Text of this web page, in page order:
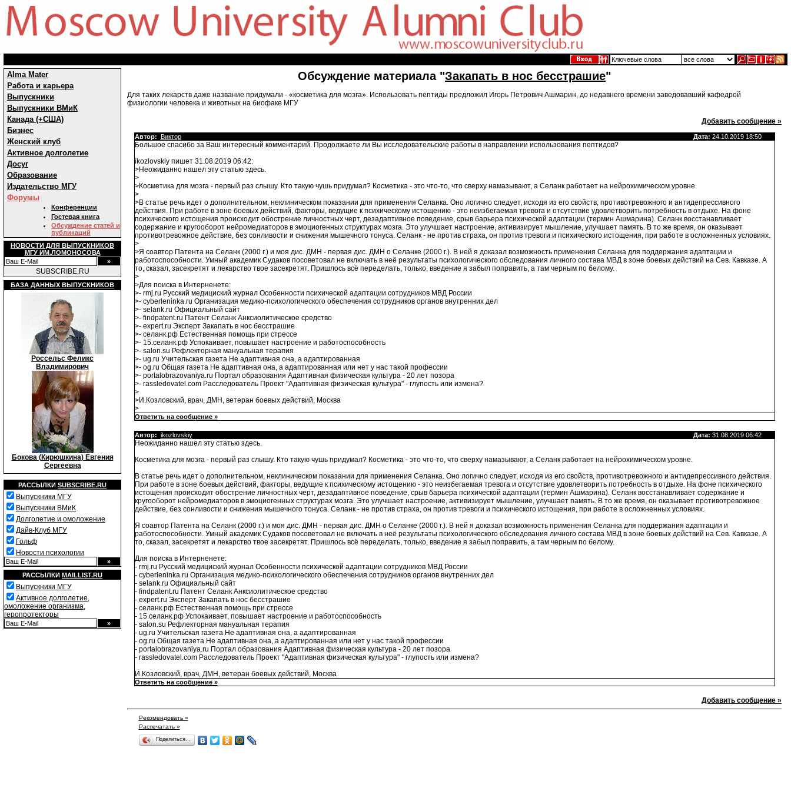
Alma Mater
Работа и карьера
Выпускники
Выпускники ВМиК
Канада (+США)
Бизнес
Женский клуб
Активное долголетие
Досуг
Образование
Издательство МГУ
Форумы
Конференции
Гостевая книга
Обсуждение статей и
публикаций
НОВОСТИ ДЛЯ ВЫПУСКНИКОВ
МГУ ИМ.ЛОМОНОСОВА
SUBSCRIBE.RU
БАЗА ДАННЫХ ВЫПУСКНИКОВ
Россельс Феликс
Владимирович
Бокова (Кирюшкина) Евгения
Сергеевна
РАССЫЛКИ SUBSCRIBE.RU
Выпускники МГУ
Выпускники ВМиК
Долголетие и омоложение
Дайв-Клуб МГУ
Гольф
Новости психологии
РАССЫЛКИ MAILLIST.RU
Выпускники МГУ
Активное долголетие,
омоложение организма,
геропротекторы
Обсуждение материала "Закапать в нос бесстрашие"
Для таких лекарств даже название придумали - «косметика для мозга». Использовать пептиды предложил Игорь Петрович Ашмарин, до недавнего времени заведовавший кафедрой
физиологии человека и животных на биофаке МГУ
Добавить сообщение »
Автор: Виктор Дата: 24.10.2019 18:50
Большое спасибо за Ваш интересный комментарий. Продолжаете ли Вы исследовательские работы в направлении использования пептидов?
ikozlovskiy пишет 31.08.2019 06:42:
>Неожиданно нашел эту статью здесь.
>
>Косметика для мозга - первый раз слышу. Кто такую чушь придумал? Косметика - это что-то, что сверху намазывают, а Селанк работает на нейрохимическом уровне.
>
>В статье речь идет о дополнительном, неклиническом показании для применения Селанка. Оно логично следует, исходя из его свойств, противотревожного и антидепрессивного
действия. При работе в зоне боевых действий, факторы, ведущие к психическому истощению - это неизбегаемая тревога и отсутствие удовлетворить потребность в отдыхе. На фоне
психического истощения происходит обострение личностных черт, дезадаптивное поведение, срыв барьера психической адаптации (термин Ашмарина). Селанк восстанавливает
содержание и кругооборот нейромедиаторов в эмоциогенных структурах мозга. Это улучшает настроение, активизирует мышление, улучшает память. В то же время, он оказывает
противотревожное действие, без сонливости и снижения мышечного тонуса. Селанк - не против страха, он против тревоги и психического истощения, при работе в осложненных условиях.
>
>Я соавтор Патента на Селанк (2000 г.) и моя дис. ДМН - первая дис. ДМН о Селанке (2000 г.). В ней я доказал возможность применения Селанка для поддержания адаптации и
работоспособности. Умный академик Судаков посоветовал не включать в неё результаты психологического обследования личного состава МВД в зоне боевых действий на Сев. Кавказе. А
то, сказал, засекретят и лекарство твое засекретят. Пришлось всё переделать, только, введение я забыл поправить, а там черным по белому.
>
>Для поиска в Интерненете:
>- rmj.ru Русский медициский журнал Особенности психической адаптации сотрудников МВД России
>- cyberleninka.ru Организация медико-психологического обеспечения сотрудников органов внутренних дел
>- selank.ru Официальный сайт
>- findpatent.ru Патент Селанк Анксиолитическое средство
>- expert.ru Эксперт Закапать в нос бесстрашие
>- селанк.рф Естественная помощь при стрессе
>- 15.селанк.рф Успокаивает, повышает настроение и работоспособность
>- salon.su Рефлекторная мануальная терапия
>- ug.ru Учительская газета Не адаптивная она, а адаптированная
>- og.ru Общая газета Не адаптивная она, а адаптированная или нет у нас такой профессии
>- portalobrazovaniya.ru Портал образования Адаптивная физическая культура - 20 лет позора
>- rassledovatel.com Расследователь Проект "Адаптивная физическая культура" - глупость или измена?
>
>И.Козловский, врач, ДМН, ветеран боевых действий, Москва
>
Ответить на сообщение »
Автор: ikozlovskiy Дата: 31.08.2019 06:42
Неожиданно нашел эту статью здесь.
Косметика для мозга - первый раз слышу. Кто такую чушь придумал? Косметика - это что-то, что сверху намазывают, а Селанк работает на нейрохимическом уровне.
В статье речь идет о дополнительном, неклиническом показании для применения Селанка. Оно логично следует, исходя из его свойств, противотревожного и антидепрессивного действия.
При работе в зоне боевых действий, факторы, ведущие к психическому истощению - это неизбегаемая тревога и отсутствие удовлетворить потребность в отдыхе. На фоне психического
истощения происходит обострение личностных черт, дезадаптивное поведение, срыв барьера психической адаптации (термин Ашмарина). Селанк восстанавливает содержание и
кругооборот нейромедиаторов в эмоциогенных структурах мозга. Это улучшает настроение, активизирует мышление, улучшает память. В то же время, он оказывает противотревожное
действие, без сонливости и снижения мышечного тонуса. Селанк - не против страха, он против тревоги и психического истощения, при работе в осложненных условиях.
Я соавтор Патента на Селанк (2000 г.) и моя дис. ДМН - первая дис. ДМН о Селанке (2000 г.). В ней я доказал возможность применения Селанка для поддержания адаптации и
работоспособности. Умный академик Судаков посоветовал не включать в неё результаты психологического обследования личного состава МВД в зоне боевых действий на Сев. Кавказе. А
то, сказал, засекретят и лекарство твое засекретят. Пришлось всё переделать, только, введение я забыл поправить, а там черным по белому.
Для поиска в Интерненете:
- rmj.ru Русский медициский журнал Особенности психической адаптации сотрудников МВД России
- cyberleninka.ru Организация медико-психологического обеспечения сотрудников органов внутренних дел
- selank.ru Официальный сайт
- findpatent.ru Патент Селанк Анксиолитическое средство
- expert.ru Эксперт Закапать в нос бесстрашие
- селанк.рф Естественная помощь при стрессе
- 15.селанк.рф Успокаивает, повышает настроение и работоспособность
- salon.su Рефлекторная мануальная терапия
- ug.ru Учительская газета Не адаптивная она, а адаптированная
- og.ru Общая газета Не адаптивная она, а адаптированная или нет у нас такой профессии
- portalobrazovaniya.ru Портал образования Адаптивная физическая культура - 20 лет позора
- rassledovatel.com Расследователь Проект "Адаптивная физическая культура" - глупость или измена?
И.Козловский, врач, ДМН, ветеран боевых действий, Москва
Ответить на сообщение »
Добавить сообщение »
Рекомендовать »
Распечатать »
Поделиться…